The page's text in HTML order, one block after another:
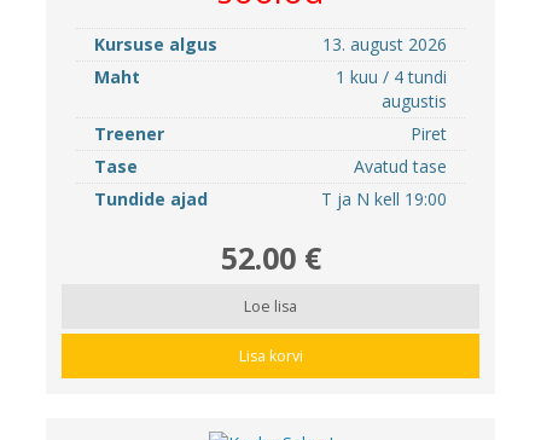
Kursuse algus
13. august 2026
Maht
1 kuu / 4 tundi
augustis
Treener
Piret
Tase
Avatud tase
Tundide ajad
T ja N kell 19:00
52.00 €
Loe lisa
Lisa korvi